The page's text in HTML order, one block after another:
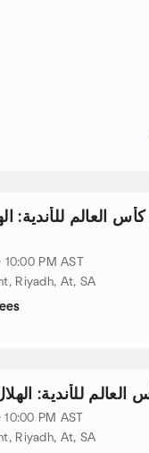
PM AST
Riyadh, At, SA
العالم للأندية:
10:00 PM AST
Riyadh, At, SA